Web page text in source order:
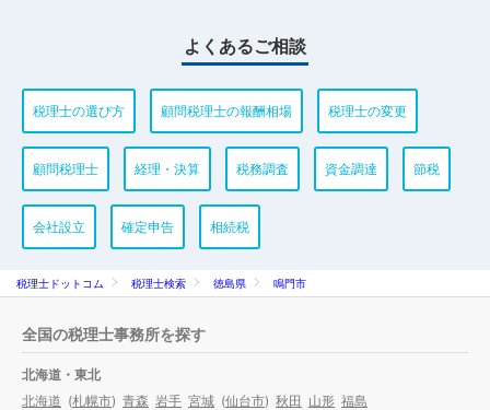
よくあるご相談
税理士の選び方 顧問税理士の報酬相場 税理士の変更
顧問税理士 経理・決算 税務調査 資金調達 節税
会社設立 確定申告 相続税
税理士ドットコム 税理士検索 徳島県 鳴門市
全国の税理士事務所を探す
北海道・東北
北海道 (札幌市) 青森 岩手 宮城 (仙台市) 秋田 山形 福島